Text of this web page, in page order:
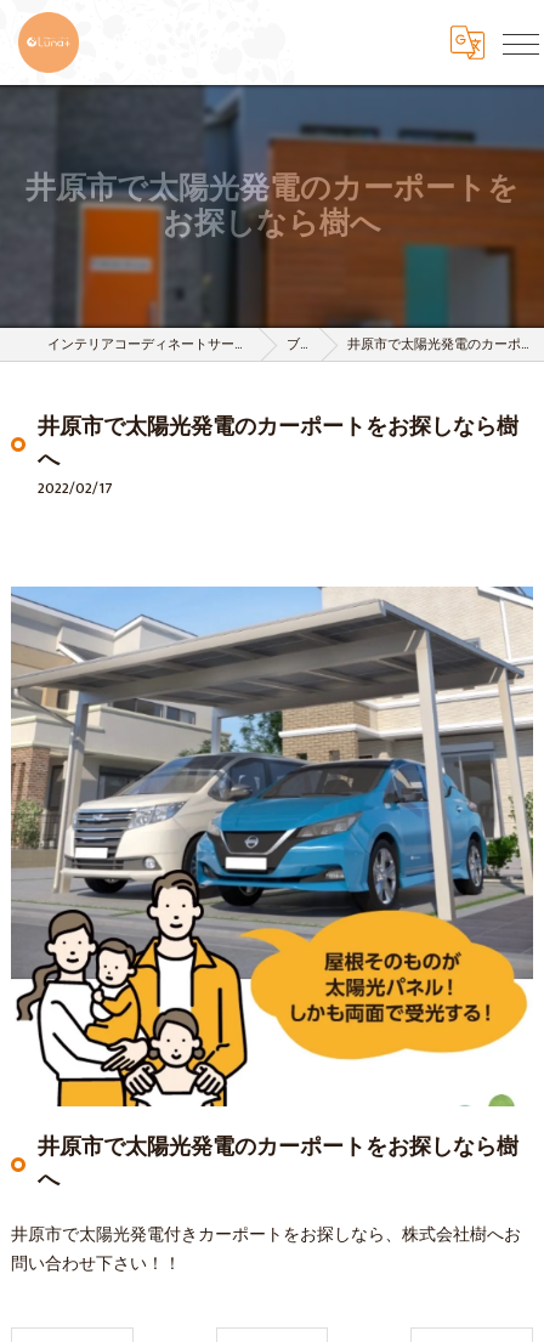
井原市で太陽光発電のカーポートを
お探しなら樹へ
インテリアコーディネートサービスは株式会社 樹-itsuki- ブログ 井原市で太陽光発電のカーポートをお探しなら樹へ
井原市で太陽光発電のカーポートをお探しなら樹
へ
2022/02/17
井原市で太陽光発電のカーポートをお探しなら樹
へ
井原市で太陽光発電付きカーポートをお探しなら、株式会社樹へお
問い合わせ下さい！！